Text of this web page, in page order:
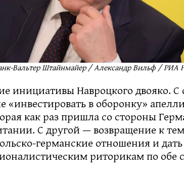
Вальтер Штайнмайер / Александр Вильф / РИА
инициативы Навроцкого двояко. С
в оборонку»
как раз пришла со стороны
С другой — возвращение к
германские отношения и
риторикам по обе